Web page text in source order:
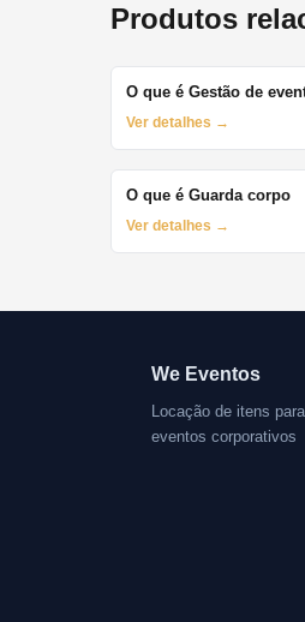
Produtos
O que é Gestão de
Ver detalhes →
O que é Guarda corpo
Ver detalhes →
We Eventos
Locação de itens
eventos corporativos